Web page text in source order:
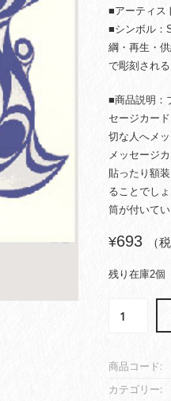
■アーティス
■シンボル：
綱・再生・
で彫刻され
■商品説明：
セージカー
切な人へメ
メッセージ
貼ったり額
ることでし
筒が付いてい
¥693 （
残り在庫2個
ィ
ン
商品コード:
カテゴリー: